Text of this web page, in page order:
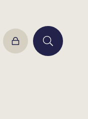
Belépés Keresés